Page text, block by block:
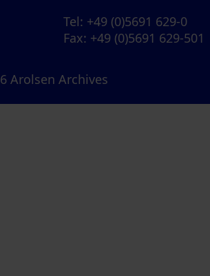
Tel: +49 (0)5691 629-0
Fax: +49 (0)5691 629-501
Arolsen Archives